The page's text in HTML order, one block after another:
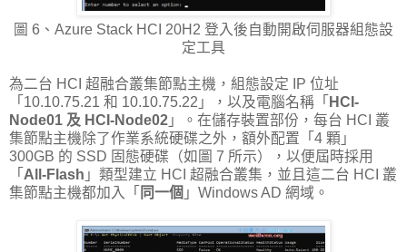
圖 6、Azure Stack HCI 20H2 登入後自動開啟伺服器組態設
定工具
為二台 HCI 超融合叢集節點主機，組態設定 IP 位址
「10.10.75.21 和 10.10.75.22」，以及電腦名稱「 HCI-
Node01 及 HCI-Node02 」。在儲存裝置部份，每台 HCI 叢
集節點主機除了作業系統硬碟之外，額外配置「4 顆」
300GB 的 SSD 固態硬碟（如圖 7 所示），以便屆時採用
「 All-Flash 」類型建立 HCI 超融合叢集，並且這二台 HCI 叢
集節點主機都加入「 同一個 」Windows AD 網域。